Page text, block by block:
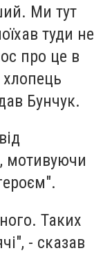
Ми тут
туди не
про це в
хлопець
Бунчук.
мотивуючи
Таких
- сказав